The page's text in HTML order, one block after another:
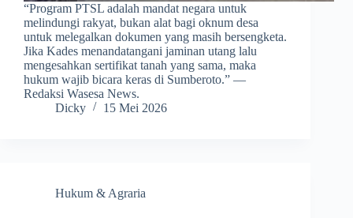
​“Program PTSL adalah mandat negara untuk
melindungi rakyat, bukan alat bagi oknum desa
untuk melegalkan dokumen yang masih bersengketa.
Jika Kades menandatangani jaminan utang lalu
mengesahkan sertifikat tanah yang sama, maka
hukum wajib bicara keras di Sumberoto.” —
Redaksi Wasesa News.
Dicky
15 Mei 2026
Hukum & Agraria